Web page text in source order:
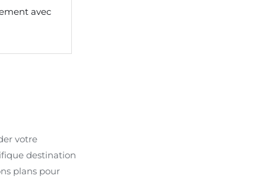
avec
votre
destination
plans pour